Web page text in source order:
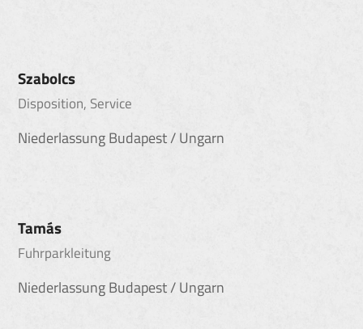
Szabolcs
Disposition, Service
Niederlassung Budapest / Ungarn
Tamás
Fuhrparkleitung
Niederlassung Budapest / Ungarn